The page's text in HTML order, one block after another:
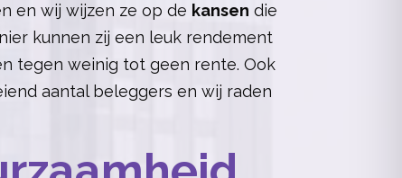
en wij wijzen ze op de kansen die
kunnen zij een leuk rendement
tegen weinig tot geen rente. Ook
aantal beleggers en wij raden